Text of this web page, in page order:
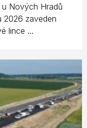
Nových Hradů
2026 zaveden
lince ...